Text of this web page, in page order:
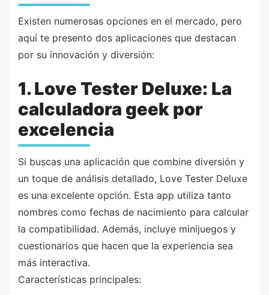
Existen numerosas opciones en el mercado, pero
aquí te presento dos aplicaciones que destacan
por su innovación y diversión:
1. Love Tester Deluxe: La
calculadora geek por
excelencia
Si buscas una aplicación que combine diversión y
un toque de análisis detallado, Love Tester Deluxe
es una excelente opción. Esta app utiliza tanto
nombres como fechas de nacimiento para calcular
la compatibilidad. Además, incluye minijuegos y
cuestionarios que hacen que la experiencia sea
más interactiva.
Características principales: